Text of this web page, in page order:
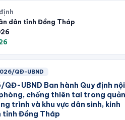
dân tỉnh Đồng Tháp
QĐ-UBND
UBND Ban hành Quy định nội
chống thiên tai trong quản
trình và khu vực dân sinh, kinh
Đồng Tháp